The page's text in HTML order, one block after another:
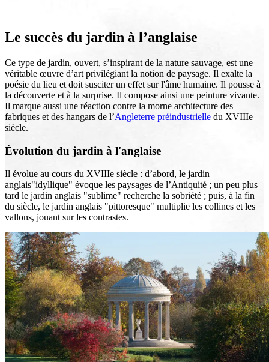
Le succès du jardin à l’anglaise
Ce type de jardin, ouvert, s’inspirant de la nature sauvage, est une
véritable œuvre d’art privilégiant la notion de paysage. Il exalte la
poésie du lieu et doit susciter un effet sur l'âme humaine. Il pousse à
la découverte et à la surprise. Il compose ainsi une peinture vivante.
Il marque aussi une réaction contre la morne architecture des
fabriques et des hangars de l’Angleterre préindustrielle du XVIIIe
siècle.
Évolution du jardin à l'anglaise
Il évolue au cours du XVIIIe siècle : d’abord, le jardin
anglais"idyllique" évoque les paysages de l’Antiquité ; un peu plus
tard le jardin anglais "sublime" recherche la sobriété ; puis, à la fin
du siècle, le jardin anglais "pittoresque" multiplie les collines et les
vallons, jouant sur les contrastes.